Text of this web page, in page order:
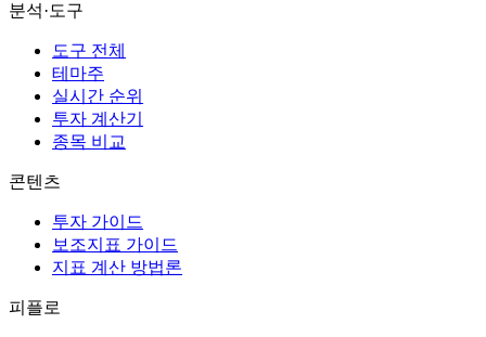
분석·도구
도구 전체
테마주
실시간 순위
투자 계산기
종목 비교
콘텐츠
투자 가이드
보조지표 가이드
지표 계산 방법론
피플로